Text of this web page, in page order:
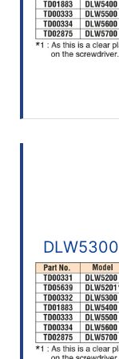
DLW5300